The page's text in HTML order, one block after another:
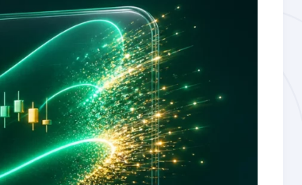
ترکیب بولینگر باند با سایر اندیکاتورها
تنظیمات بهینه بولینگر باند برای ارزهای دیجیتال
استراتژی Bollinger Band Squeeze
ترکیب بولینگر باند با میانگین متحرک
خطاهای رایج در استفاده از بولینگر باند
تاریخچه و فلسفه بولینگر باند
استراتژی «%B» و «Bandwidth» در بولینگر باند
بولینگر باند در معاملات رنج و روند
ترکیب بولینگر باند با اندیکاتورهای حجم
نمونه‌های عملی استفاده از بولینگر باند در کریپتو
تاریخچه و فلسفه بولینگر باند